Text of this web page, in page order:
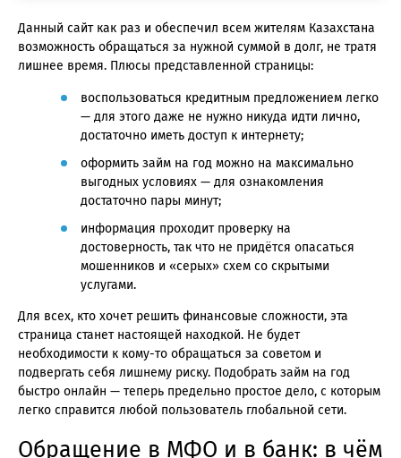
Данный сайт как раз и обеспечил всем жителям Казахстана
возможность обращаться за нужной суммой в долг, не тратя
лишнее время. Плюсы представленной страницы:
воспользоваться кредитным предложением легко
— для этого даже не нужно никуда идти лично,
достаточно иметь доступ к интернету;
оформить займ на год можно на максимально
выгодных условиях — для ознакомления
достаточно пары минут;
информация проходит проверку на
достоверность, так что не придётся опасаться
мошенников и «серых» схем со скрытыми
услугами.
Для всех, кто хочет решить финансовые сложности, эта
страница станет настоящей находкой. Не будет
необходимости к кому-то обращаться за советом и
подвергать себя лишнему риску. Подобрать займ на год
быстро онлайн — теперь предельно простое дело, с которым
легко справится любой пользователь глобальной сети.
Обращение в МФО и в банк: в чём